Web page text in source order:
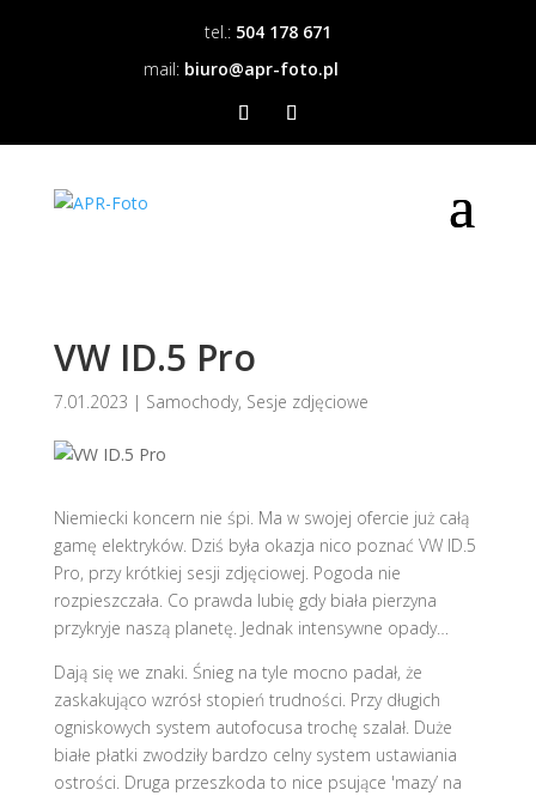
tel.: 504 178 671
mail: biuro@apr-foto.pl
VW ID.5 Pro
7.01.2023 | Samochody, Sesje zdjęciowe
Niemiecki koncern nie śpi. Ma w swojej ofercie już całą
gamę elektryków. Dziś była okazja nico poznać VW ID.5
Pro, przy krótkiej sesji zdjęciowej. Pogoda nie
rozpieszczała. Co prawda lubię gdy biała pierzyna
przykryje naszą planetę. Jednak intensywne opady…
Dają się we znaki. Śnieg na tyle mocno padał, że
zaskakująco wzrósł stopień trudności. Przy długich
ogniskowych system autofocusa trochę szalał. Duże
białe płatki zwodziły bardzo celny system ustawiania
ostrości. Druga przeszkoda to nice psujące 'mazy’ na